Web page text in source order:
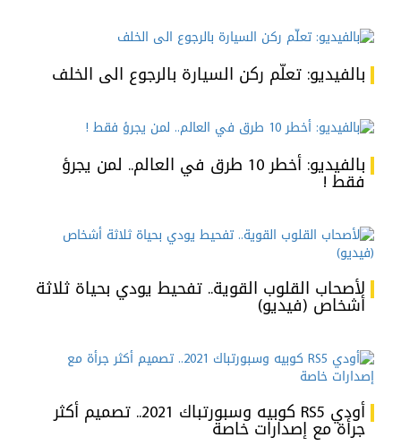
بالفيديو: تعلّم ركن السيارة بالرجوع الى الخلف
بالفيديو: أخطر 10 طرق في العالم.. لمن يجرؤ
فقط !
لأصحاب القلوب القوية.. تفحيط يودي بحياة ثلاثة
أشخاص (فيديو)
أودي RS5 كوبيه وسبورتباك 2021.. تصميم أكثر
جرأة مع إصدارات خاصة